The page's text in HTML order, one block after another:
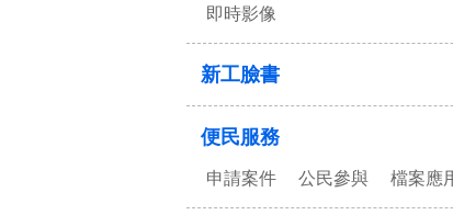
即時影像
新工臉書
便民服務
申請案件 公民參與 檔案應